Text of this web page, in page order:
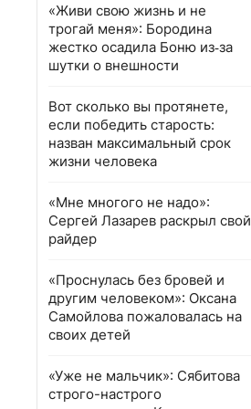
«Живи свою жизнь и не
трогай меня»: Бородина
жестко осадила Боню из‑за
шутки о внешности
Вот сколько вы протянете,
если победить старость:
назван максимальный срок
жизни человека
«Мне многого не надо»:
Сергей Лазарев раскрыл свой
райдер
«Проснулась без бровей и
другим человеком»: Оксана
Самойлова пожаловалась на
своих детей
«Уже не мальчик»: Сябитова
строго-настрого